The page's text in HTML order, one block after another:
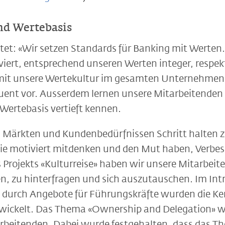
Wertebasis
«Wir setzen Standards für Banking mit
entsprechend unseren Werten integer,
unsere Wertekultur im gesamten
vor. Ausserdem lernen unsere Mitarbeitenden
vertieft kennen.
und Kundenbedürfnissen Schritt halten
motiviert mitdenken und den Mut haben,
«Kulturreise» haben wir unsere
zu hinterfragen und sich auszutauschen. Im
Angebote für Führungskräfte wurden die
Das Thema «Ownership and Delegation»